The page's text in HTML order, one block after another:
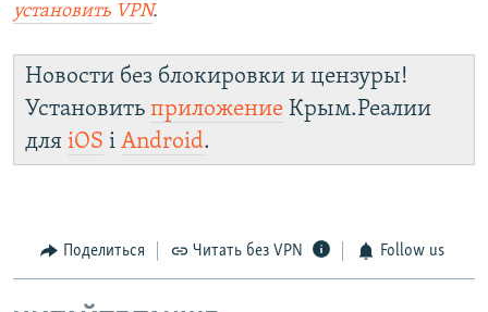
установить VPN.
Новости без блокировки и цензуры!
Установить приложение Крым.Реалии
для iOS і Android.
Поделиться Читать без VPN Follow us